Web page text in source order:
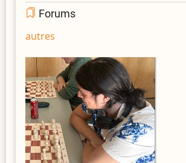
Forums
autres